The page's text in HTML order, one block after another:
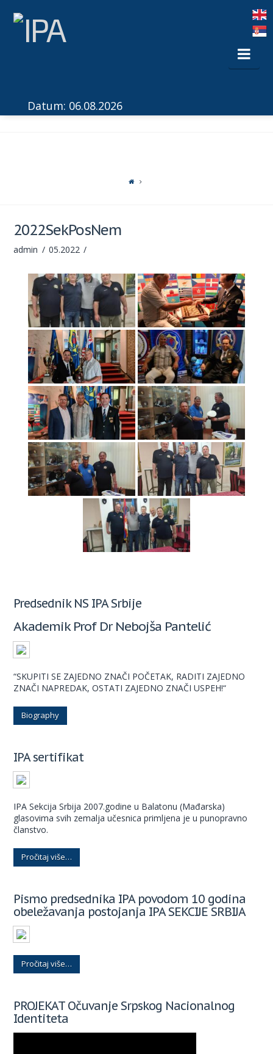
Datum: 06.08.2026
2022SekPosNem
admin 05.2022
Predsednik NS IPA Srbije
Akademik Prof Dr Nebojša Pantelić
“SKUPITI SE ZAJEDNO ZNAČI POČETAK, RADITI ZAJEDNO
ZNAČI NAPREDAK, OSTATI ZAJEDNO ZNAČI USPEH!“
Biography
IPA sertifikat
IPA Sekcija Srbija 2007.godine u Balatonu (Mađarska)
glasovima svih zemalja učesnica primljena je u punopravno
članstvo.
Pročitaj više…
Pismo predsednika IPA povodom 10 godina
obeležavanja postojanja IPA SEKCIJE SRBIJA
Pročitaj više…
PROJEKAT Očuvanje Srpskog Nacionalnog
Identiteta